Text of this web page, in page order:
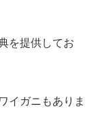
を提供してお
イガニもありま